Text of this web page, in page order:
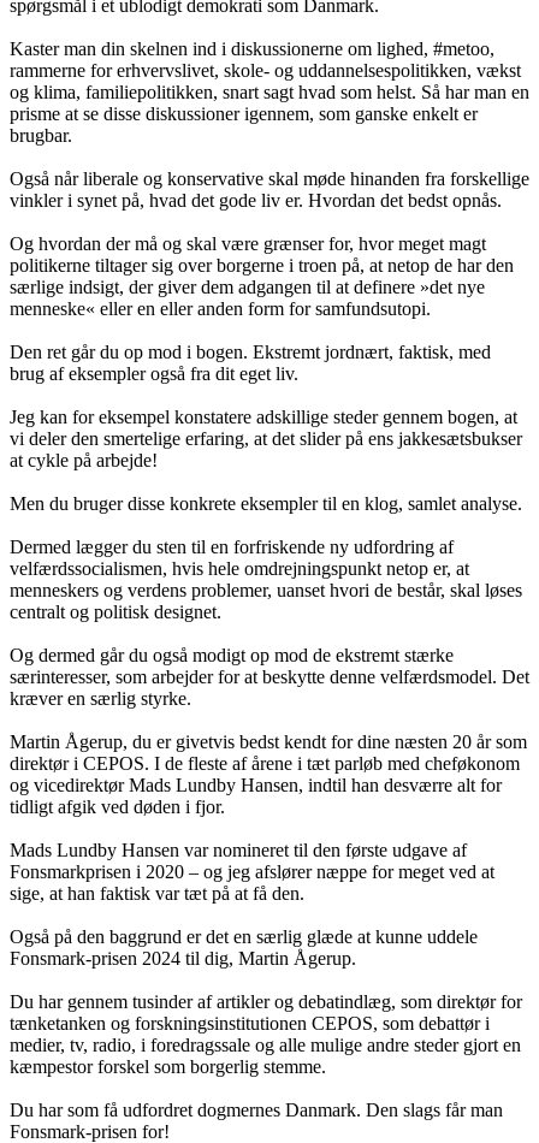
spørgsmål i et ublodigt demokrati som Danmark.
Kaster man din skelnen ind i diskussionerne om lighed, #metoo,
rammerne for erhvervslivet, skole- og uddannelsespolitikken, vækst
og klima, familiepolitikken, snart sagt hvad som helst. Så har man en
prisme at se disse diskussioner igennem, som ganske enkelt er
brugbar.
Også når liberale og konservative skal møde hinanden fra forskellige
vinkler i synet på, hvad det gode liv er. Hvordan det bedst opnås.
Og hvordan der må og skal være grænser for, hvor meget magt
politikerne tiltager sig over borgerne i troen på, at netop de har den
særlige indsigt, der giver dem adgangen til at definere »det nye
menneske« eller en eller anden form for samfundsutopi.
Den ret går du op mod i bogen. Ekstremt jordnært, faktisk, med
brug af eksempler også fra dit eget liv.
Jeg kan for eksempel konstatere adskillige steder gennem bogen, at
vi deler den smertelige erfaring, at det slider på ens jakkesætsbukser
at cykle på arbejde!
Men du bruger disse konkrete eksempler til en klog, samlet analyse.
Dermed lægger du sten til en forfriskende ny udfordring af
velfærdssocialismen, hvis hele omdrejningspunkt netop er, at
menneskers og verdens problemer, uanset hvori de består, skal løses
centralt og politisk designet.
Og dermed går du også modigt op mod de ekstremt stærke
særinteresser, som arbejder for at beskytte denne velfærdsmodel. Det
kræver en særlig styrke.
Martin Ågerup, du er givetvis bedst kendt for dine næsten 20 år som
direktør i CEPOS. I de fleste af årene i tæt parløb med cheføkonom
og vicedirektør Mads Lundby Hansen, indtil han desværre alt for
tidligt afgik ved døden i fjor.
Mads Lundby Hansen var nomineret til den første udgave af
Fonsmarkprisen i 2020 – og jeg afslører næppe for meget ved at
sige, at han faktisk var tæt på at få den.
Også på den baggrund er det en særlig glæde at kunne uddele
Fonsmark-prisen 2024 til dig, Martin Ågerup.
Du har gennem tusinder af artikler og debatindlæg, som direktør for
tænketanken og forskningsinstitutionen CEPOS, som debattør i
medier, tv, radio, i foredragssale og alle mulige andre steder gjort en
kæmpestor forskel som borgerlig stemme.
Du har som få udfordret dogmernes Danmark. Den slags får man
Fonsmark-prisen for!